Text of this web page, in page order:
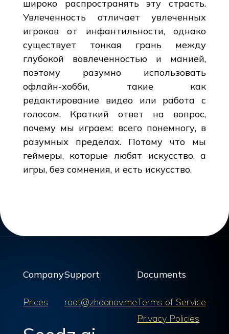
широко распространять эту страсть.
Увлеченность отличает увлеченных
игроков от инфантильности, однако
существует тонкая грань между
глубокой вовлеченностью и манией,
поэтому разумно использовать
офлайн-хобби, такие как
редактирование видео или работа с
голосом. Краткий ответ на вопрос,
почему мы играем: всего понемногу, в
разумных пределах. Потому что мы
геймеры, которые любят искусство, а
игры, без сомнения, и есть искусство.
Company
Prices
Support
root@zhdanov.me
Documents
Terms of Service
Privacy Policies